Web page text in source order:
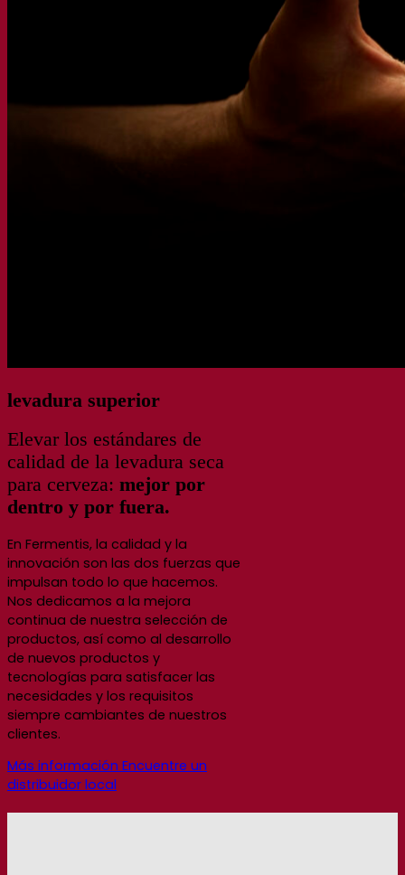
levadura superior
Elevar los estándares de
calidad de la levadura seca
para cerveza: mejor por
dentro y por fuera.
En Fermentis, la calidad y la
innovación son las dos fuerzas que
impulsan todo lo que hacemos.
Nos dedicamos a la mejora
continua de nuestra selección de
productos, así como al desarrollo
de nuevos productos y
tecnologías para satisfacer las
necesidades y los requisitos
siempre cambiantes de nuestros
clientes.
Más información Encuentre un
distribuidor local